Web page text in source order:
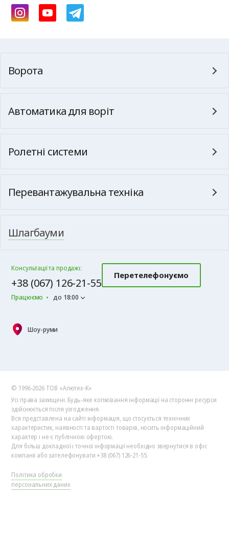
Ворота
Автоматика для воріт
Ролетні системи
Перевантажувальна техніка
Шлагбауми
Консультації та продажі:
+38 (067) 126-21-55
Працюємо до 18:00
Перетелефонуємо
Шоу-руми
© 1996-2026 ТОВ «Алютех‑К»
Усі права захищені. Будь-яке копіювання інформації на сторонні ресурси
здійснюється після узгодження.
Вся представлена на сайті інформація, що стосується технічних
характеристик, наявності та вартості товарів, носить інформаційний
характер і не є публічною офертою.
Для більш докладної і точної інформації необхідно звернутися в офіс
компанії або зателефонувати +38 (067) 126-21-55.
Політика обробки
персональних даних